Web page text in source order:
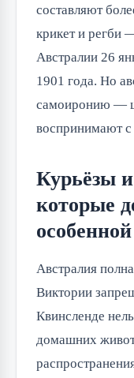
составляют
крикет и регби
Австралии 26
1901 года. Но
самоиронию —
воспринимают с
Курьёзы
которые
особенной
Австралия
Виктории
Квинсленде
домашних